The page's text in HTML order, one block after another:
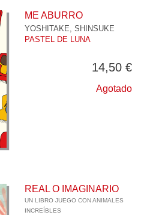
ME ABURRO
YOSHITAKE, SHINSUKE
PASTEL DE LUNA
14,50 €
Agotado
REAL O IMAGINARIO
UN LIBRO JUEGO CON ANIMALES
INCREÍBLES